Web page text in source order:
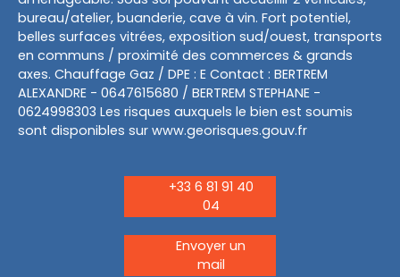
bureau/atelier, buanderie, cave à vin. Fort potentiel,
belles surfaces vitrées, exposition sud/ouest, transports
en communs / proximité des commerces & grands
axes. Chauffage Gaz / DPE : E Contact : BERTREM
ALEXANDRE - 0647615680 / BERTREM STEPHANE -
0624998303 Les risques auxquels le bien est soumis
sont disponibles sur www.georisques.gouv.fr
+33 6 81 91 40
04
Envoyer un
mail